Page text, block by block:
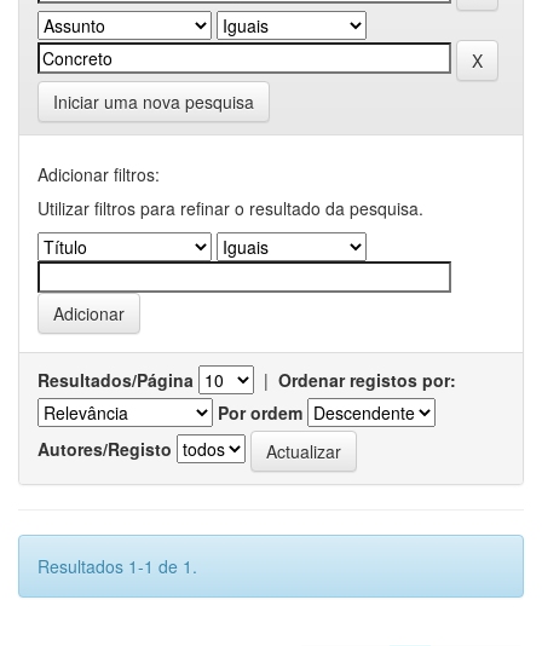
Iniciar uma nova pesquisa
Adicionar filtros:
Utilizar filtros para refinar o resultado da pesquisa.
Resultados/Página | Ordenar registos por:
Por ordem
Autores/Registo
Resultados 1-1 de 1.